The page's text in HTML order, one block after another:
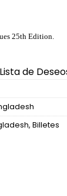
25th Edition.
de
, Billetes